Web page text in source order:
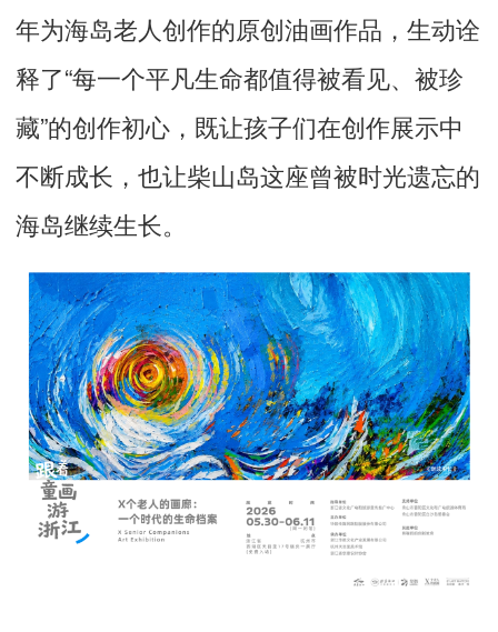
年为海岛老人创作的原创油画作品，生动诠
释了“每一个平凡生命都值得被看见、被珍
藏”的创作初心，既让孩子们在创作展示中
不断成长，也让柴山岛这座曾被时光遗忘的
海岛继续生长。